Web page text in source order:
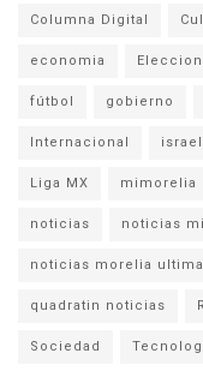
Columna Digital
economia
fútbol gobierno
Internacional israel
Liga MX mimorelia
noticias noticias
noticias morelia
quadratin noticias
Sociedad